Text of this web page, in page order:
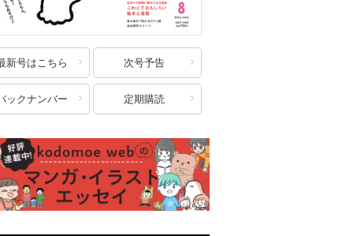
新号はこちら 次号予告
ックナンバー 定期購読